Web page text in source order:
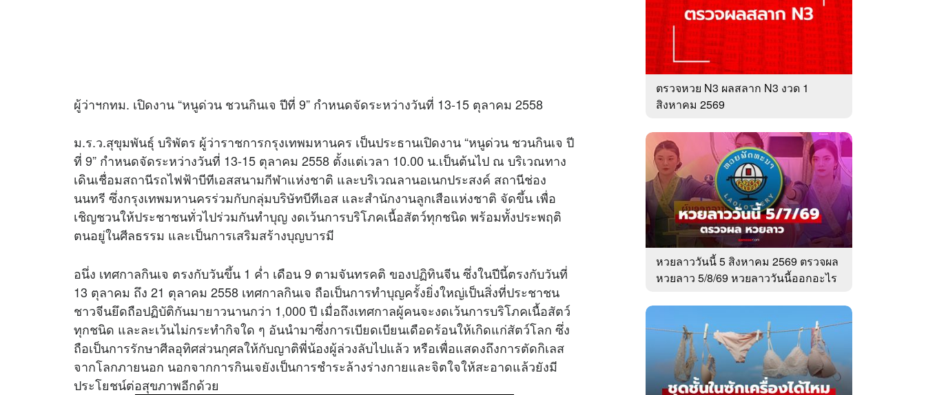
ผู้ว่าฯกทม. เปิดงาน “หนูด่วน ชวนกินเจ ปีที่ 9” กำหนดจัดระหว่างวันที่ 13-15 ตุลาคม 2558
ม.ร.ว.สุขุมพันธุ์ บริพัตร ผู้ว่าราชการกรุงเทพมหานคร เป็นประธานเปิดงาน “หนูด่วน ชวนกินเจ ปี
ที่ 9” กำหนดจัดระหว่างวันที่ 13-15 ตุลาคม 2558 ตั้งแต่เวลา 10.00 น.เป็นต้นไป ณ บริเวณทาง
เดินเชื่อมสถานีรถไฟฟ้าบีทีเอสสนามกีฬาแห่งชาติ และบริเวณลานอเนกประสงค์ สถานีช่อง
นนทรี ซึ่งกรุงเทพมหานครร่วมกับกลุ่มบริษัทบีทีเอส และสำนักงานลูกเสือแห่งชาติ จัดขึ้น เพื่อ
เชิญชวนให้ประชาชนทั่วไปร่วมกันทำบุญ งดเว้นการบริโภคเนื้อสัตว์ทุกชนิด พร้อมทั้งประพฤติ
ตนอยู่ในศีลธรรม และเป็นการเสริมสร้างบุญบารมี
อนึ่ง เทศกาลกินเจ ตรงกับวันขึ้น 1 ค่ำ เดือน 9 ตามจันทรคติ ของปฏิทินจีน ซึ่งในปีนี้ตรงกับวันที่
13 ตุลาคม ถึง 21 ตุลาคม 2558 เทศกาลกินเจ ถือเป็นการทำบุญครั้งยิ่งใหญ่เป็นสิ่งที่ประชาชน
ชาวจีนยึดถือปฏิบัติกันมายาวนานกว่า 1,000 ปี เมื่อถึงเทศกาลผู้คนจะงดเว้นการบริโภคเนื้อสัตว์
ทุกชนิด และละเว้นไม่กระทำกิจใด ๆ อันนำมาซึ่งการเบียดเบียนเดือดร้อนให้เกิดแก่สัตว์โลก ซึ่ง
ถือเป็นการรักษาศีลอุทิศส่วนกุศลให้กับญาติพี่น้องผู้ล่วงลับไปแล้ว หรือเพื่อแสดงถึงการตัดกิเลส
จากโลกภายนอก นอกจากการกินเจยังเป็นการชำระล้างร่างกายและจิตใจให้สะอาดแล้วยังมี
ประโยชน์ต่อสุขภาพอีกด้วย
ตรวจหวย N3 ผลสลาก N3 งวด 1
สิงหาคม 2569
หวยลาววันนี้ 5 สิงหาคม 2569 ตรวจผล
หวยลาว 5/8/69 หวยลาววันนี้ออกอะไร